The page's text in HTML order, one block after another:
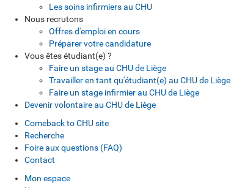
Les soins infirmiers au CHU
Nous recrutons
Offres d'emploi en cours
Préparer votre candidature
Vous êtes étudiant(e) ?
Faire un stage au CHU de Liège
Travailler en tant qu'étudiant(e) au CHU de Liège
Faire un stage infirmier au CHU de Liège
Devenir volontaire au CHU de Liège
Comeback to CHU site
Recherche
Foire aux questions (FAQ)
Contact
Mon espace